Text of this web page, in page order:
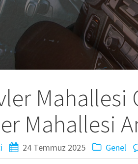
Mahallesi
Mahallesi
24 Temmuz 2025 Genel